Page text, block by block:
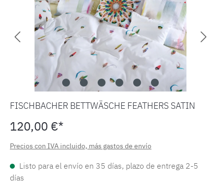
FISCHBACHER BETTWÄSCHE FEATHERS SATIN
120,00 €*
Precios con IVA incluido, más gastos de envío
Listo para el envío en 35 días, plazo de entrega 2-5
días